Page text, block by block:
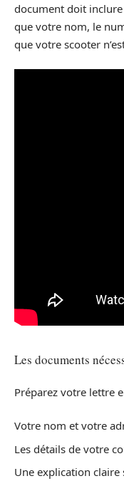
document doit
que votre nom, le
que votre scooter
Les documents
Préparez votre lettre
Votre nom et votre
Les détails de votre
Une explication